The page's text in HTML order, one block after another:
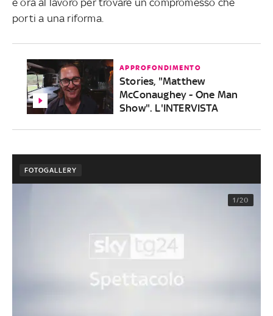
porti a una riforma.
APPROFONDIMENTO
Stories, "Matthew
McConaughey - One Man
Show". L'INTERVISTA
FOTOGALLERY
1/20